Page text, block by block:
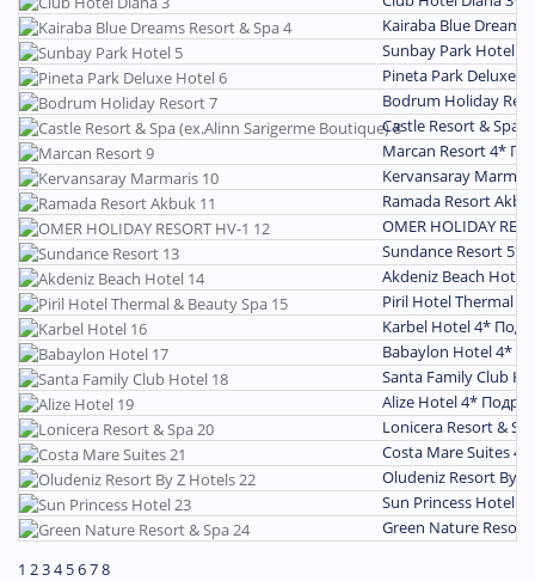
Kairaba Blue
Sunbay Park Hotel
Pineta Park Deluxe
Bodrum Holiday
Castle Resort & Spa
Marcan Resort 4*
Kervansaray
Ramada Resort
OMER HOLIDAY
Sundance Resort 5*
Akdeniz Beach
Piril Hotel Thermal &
Karbel Hotel 4*
Babaylon Hotel 4*
Santa Family Club
Alize Hotel 4*
Lonicera Resort &
Costa Mare Suites 4*
Oludeniz Resort By
Sun Princess Hotel
Green Nature Resort
1 234 5678